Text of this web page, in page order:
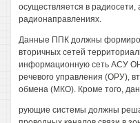
осуществляется в радиосети,
радионаправлениях.
Данные ППК должны
вторичных сетей
информационную сеть АСУ
речевого управления (ОРУ),
обмена (МКО). Кроме того,
рующие системы должны